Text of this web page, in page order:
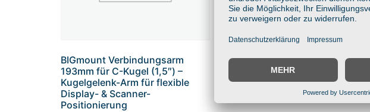
BIGmount Verbindungsarm
193mm für C-Kugel (1,5″) –
Kugelgelenk-Arm für flexible
Display- & Scanner-
Positionierung
Kugelgelenk-Arm für flexible
Display- & Scanner-
10,75€
In den Warenkorb